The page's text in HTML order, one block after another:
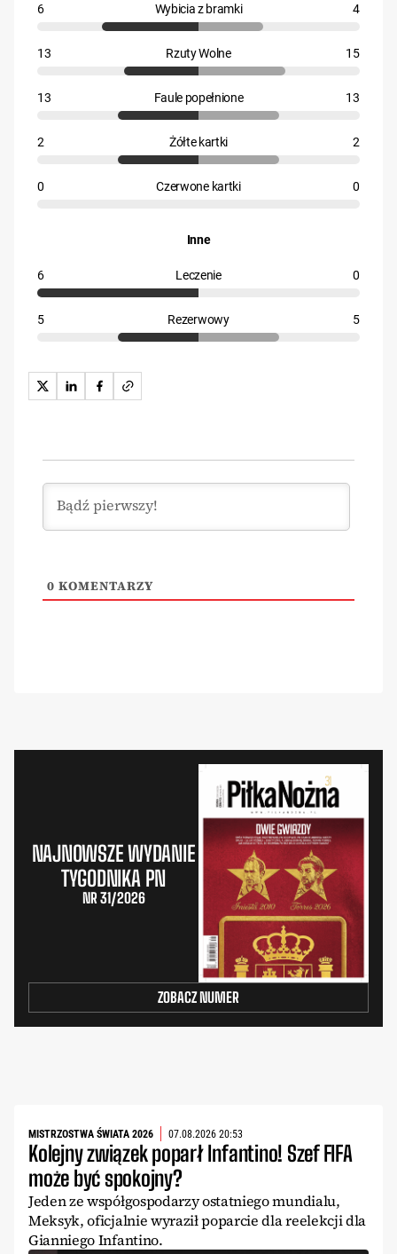
6 Wybicia z bramki 4
13 Rzuty Wolne 15
13 Faule popełnione 13
2 Żółte kartki 2
0 Czerwone kartki 0
Inne
6 Leczenie 0
5 Rezerwowy 5
0 KOMENTARZY
NAJNOWSZE WYDANIE
TYGODNIKA PN
NR 31/2026
ZOBACZ NUMER
MISTRZOSTWA ŚWIATA 2026 07.08.2026 20:53
Kolejny związek poparł Infantino! Szef FIFA
może być spokojny?
Jeden ze współgospodarzy ostatniego mundialu,
Meksyk, oficjalnie wyraził poparcie dla reelekcji dla
Gianniego Infantino.